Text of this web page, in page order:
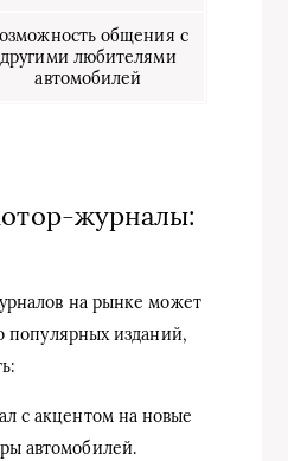
общения с
другими любителями
автомобилей
журналы:
на рынке может
популярных изданий,
с акцентом на новые
автомобилей.